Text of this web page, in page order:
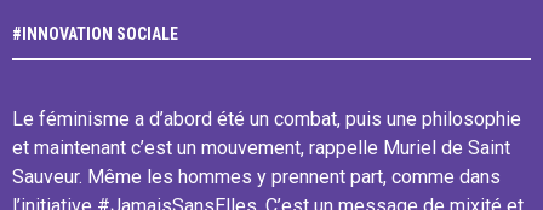
# INNOVATION SOCIALE
Le féminisme a d’abord été un combat, puis une philosophie
et maintenant c’est un mouvement, rappelle Muriel de Saint
Sauveur. Même les hommes y prennent part, comme dans